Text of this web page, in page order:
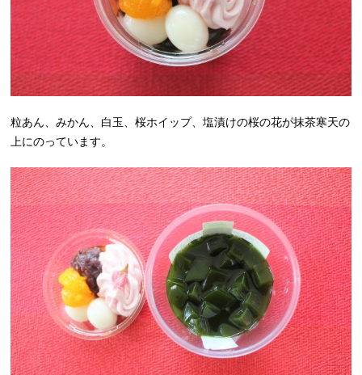
粒あん、みかん、白玉、桜ホイップ、塩漬けの桜の花が抹茶寒天の
上にのっています。